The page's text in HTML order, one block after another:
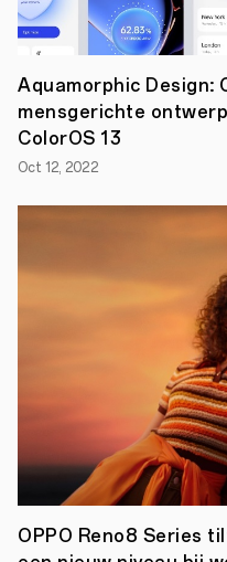
Aquamorphic Design:
mensgerichte
ColorOS 13
Oct 12, 2022
OPPO Reno8 Series